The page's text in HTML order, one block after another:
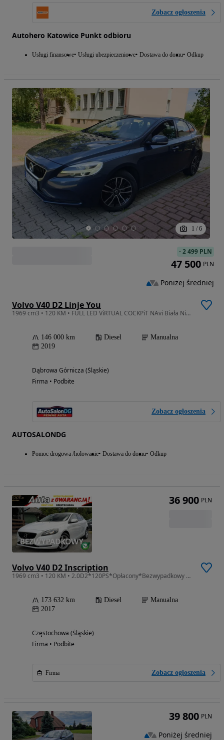
Zobacz ogłoszenia
Autohero Katowice Punkt odbioru
Usługi finansowe Usługi ubezpieczeniowe Dostawa do domu Odkup
1 / 6
Volvo V40 D2 Linje You
1969 cm3 • 120 KM • FULL LED ViRTUAL COCKPiT NAvi Biała Nić 2.0 D 120 KM Zarejestr w POLSC
146 000 km Diesel
Manualna
2019
Dąbrowa Górnicza (Śląskie)
Firma • Podbite
Zobacz ogłoszenia
AUTOSALONDG
Pomoc drogowa /holowanie Dostawa do domu Odkup
-2 499 PLN
47 500 PLN
Poniżej średniej
Volvo V40 D2 Inscription
1969 cm3 • 120 KM • 2.0D2*120PS*Opłacony*Bezwypadkowy Klimatronik *Serwis*VIP GWARANCJA24M
173 632 km Diesel
Manualna
2017
Częstochowa (Śląskie)
Firma • Podbite
Firma Zobacz ogłoszenia
36 900 PLN
39 800 PLN
Poniżej średniej